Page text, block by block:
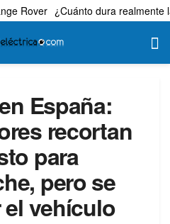
Rover ¿Cuánto dura realmente
España:
recortan
para
pero se
el vehículo